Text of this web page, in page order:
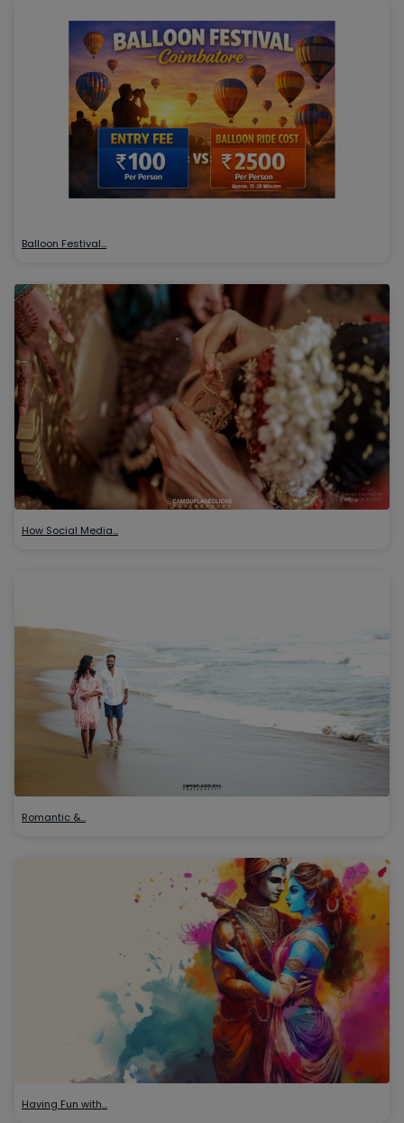
Balloon Festival…
How Social Media…
Romantic &…
Having Fun with…